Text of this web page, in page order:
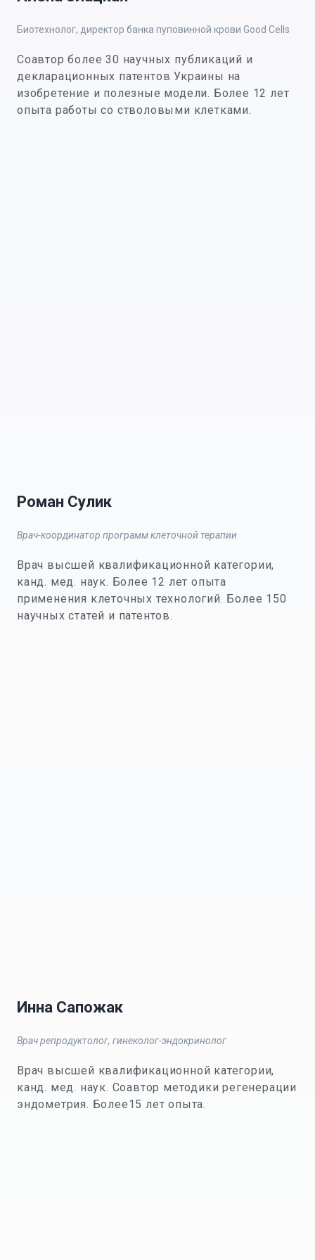
Биотехнолог, директор банка пуповинной крови Good Cells
Соавтор более 30 научных публикаций и
декларационных патентов Украины на
изобретение и полезные модели. Более 12 лет
опыта работы со стволовыми клетками.
Роман Сулик
Врач-координатор программ клеточной терапии
Врач высшей квалификационной категории,
канд. мед. наук. Более 12 лет опыта
применения клеточных технологий. Более 150
научных статей и патентов.
Инна Сапожак
Врач репродуктолог, гинеколог-эндокринолог
Врач высшей квалификационной категории,
канд. мед. наук. Соавтор методики регенерации
эндометрия. Более15 лет опыта.